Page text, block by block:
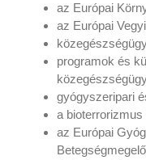
az Európai
az Európai
programok és
gyógyszeripari
a
az Európai